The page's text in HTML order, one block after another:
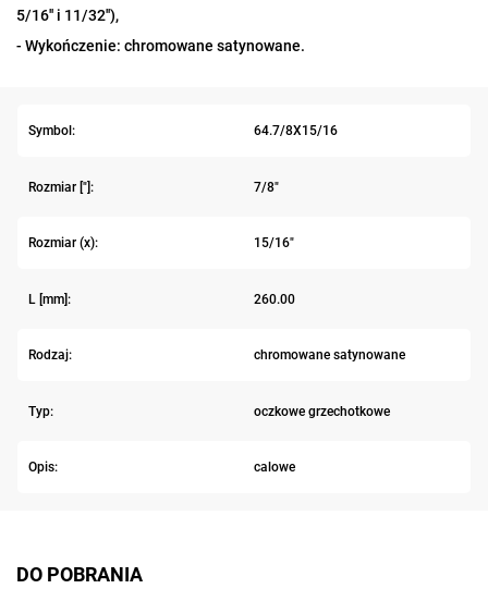
5/16'' i 11/32''),
- Wykończenie: chromowane satynowane.
Symbol: 64.7/8X15/16
Rozmiar ["]: 7/8"
Rozmiar (x): 15/16"
L [mm]: 260.00
Rodzaj: chromowane satynowane
Typ: oczkowe grzechotkowe
Opis: calowe
DO POBRANIA